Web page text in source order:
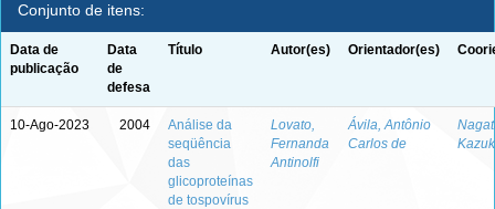
Conjunto de itens:
Data de
publicação
Data
de
defesa
Título Autor(es) Orientador(es)
10-Ago-2023 2004
Análise da
seqüência
das
glicoproteínas
de tospovírus
Lovato,
Fernanda
Antinolfi
Ávila, Antônio
Carlos de